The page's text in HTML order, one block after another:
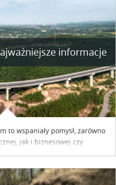
informacje
to wspaniały pomysł, zarówno
jak i biznesowej czy
Vignette.